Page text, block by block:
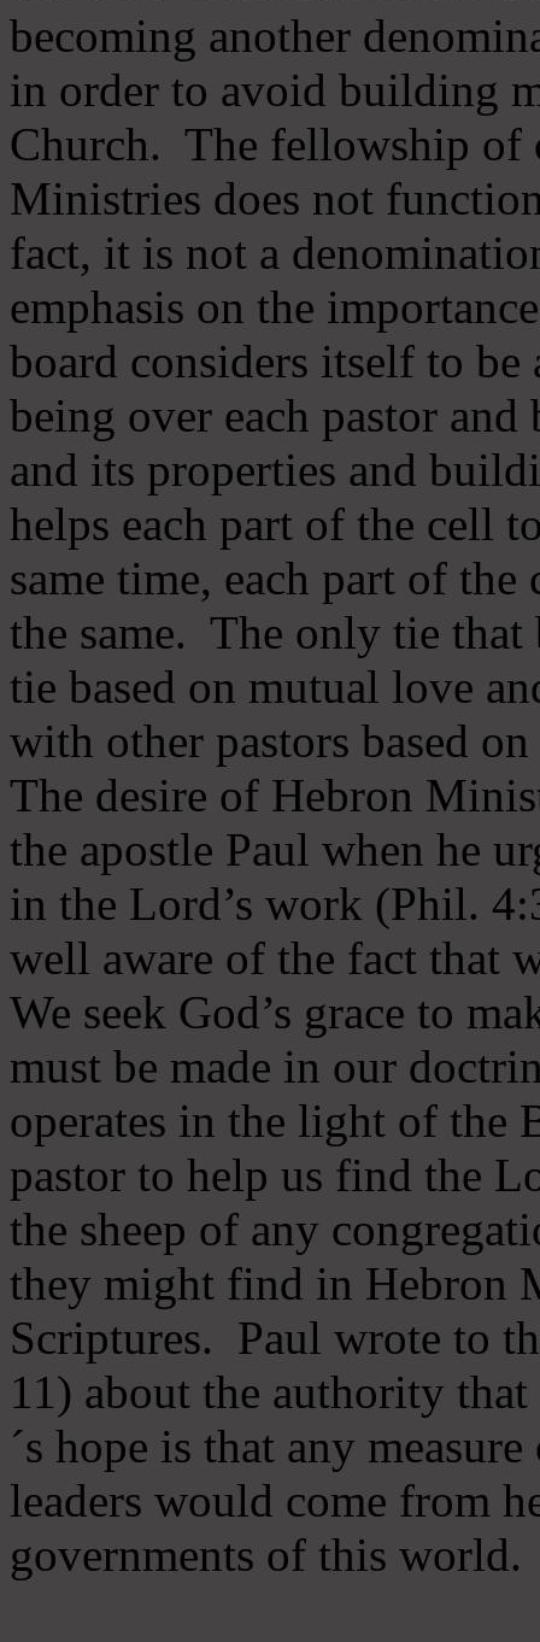
becoming another
in order to avoid building
Church. The fellowship of
Ministries does not
fact, it is not a
emphasis on the
board considers itself to be
being over each pastor
and its properties and
helps each part of the cell
same time, each part of
the same. The only tie that
tie based on mutual love
with other pastors based
The desire of Hebron
the apostle Paul when he
in the Lord’s work (Phil.
well aware of the fact that
We seek God’s grace to
must be made in our
operates in the light of the
pastor to help us find the
the sheep of any
they might find in Hebron
Scriptures. Paul wrote to
11) about the authority
´s hope is that any
leaders would come from
governments of this world.